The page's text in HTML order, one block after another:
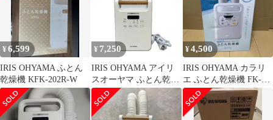
4967576541688
¥6,599
IRIS OHYAMA ふとん
乾燥機 KFK-202R-W
¥ 7,250
IRIS OHYAMA アイリ
スオーヤマ ふとん乾燥
機 カラリエ ツインノズ
ル くつ乾燥対応 FK-
W2-W
¥4,500
IRIS OHYAMA カラリ
エ ふとん乾燥機 FK-
W1-WP 本体